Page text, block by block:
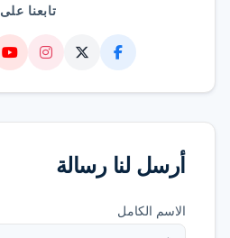
تابعنا على
أرسل لنا رسالة
الاسم الكامل